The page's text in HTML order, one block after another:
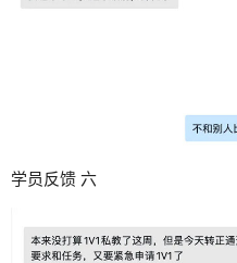
学员反馈 六